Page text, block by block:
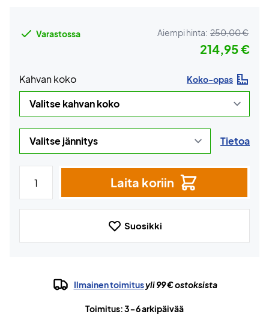
Varastossa Aiempi hinta: 250,00 €
214,95 €
Kahvan koko Koko-opas
Tietoa
Laita koriin
Suosikki
Ilmainen toimitusyli 99 € ostoksista
Toimitus: 3-6 arkipäivää